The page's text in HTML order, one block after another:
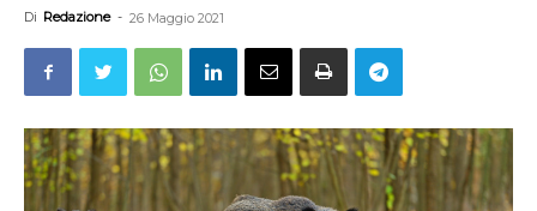
Di Redazione - 26 Maggio 2021